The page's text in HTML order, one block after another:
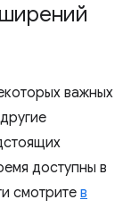
важных
доступны в
смотрите в